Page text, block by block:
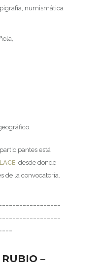
numismática
está
, desde donde
de la convocatoria.
–